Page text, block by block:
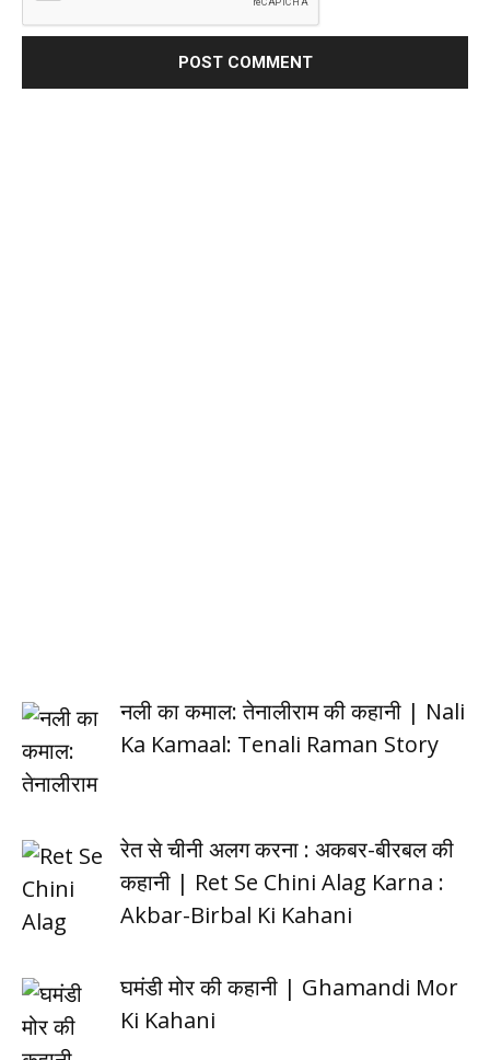
नली का कमाल: तेनालीराम की कहानी | Nali
Ka Kamaal: Tenali Raman Story
रेत से चीनी अलग करना : अकबर-बीरबल की
कहानी | Ret Se Chini Alag Karna :
Akbar-Birbal Ki Kahani
घमंडी मोर की कहानी | Ghamandi Mor
Ki Kahani